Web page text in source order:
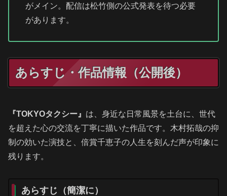
がメイン。配信は松竹側の公式発表を待つ必要
があります。
あらすじ・作品情報（公開後）
『TOKYOタクシー』 は、身近な日常風景を土台に、世代
を超えた心の交流を丁寧に描いた作品です。木村拓哉の抑
制の効いた演技と、倍賞千恵子の人生を刻んだ声が印象に
残ります。
あらすじ（簡潔に）